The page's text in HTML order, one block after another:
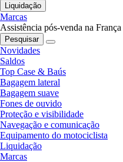
Liquidação
Marcas
Assistência pós-venda na França
Pesquisar
Novidades
Saldos
Top Case & Baús
Bagagem lateral
Bagagem suave
Fones de ouvido
Proteção e visibilidade
Navegação e comunicação
Equipamento do motociclista
Liquidação
Marcas